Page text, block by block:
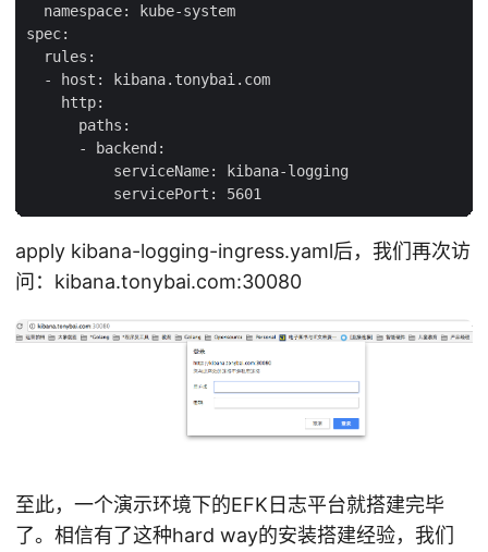
  namespace: kube-system
spec:
  rules:
  - host: kibana.tonybai.com
    http:
      paths:
      - backend:
          serviceName: kibana-logging
apply kibana-logging-ingress.yaml后，我们再次访
问：kibana.tonybai.com:30080
至此，一个演示环境下的EFK日志平台就搭建完毕
了。相信有了这种hard way的安装搭建经验，我们